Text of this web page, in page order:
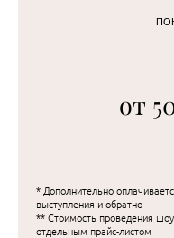
от
* Дополнительно
выступления и обратно
** Стоимость проведения шоу
отдельным прайс-листом